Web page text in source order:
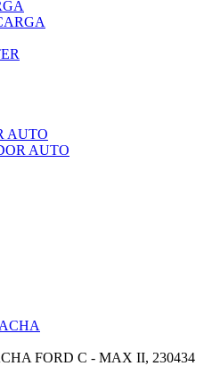
AUTO
FORD C - MAX II, 230434